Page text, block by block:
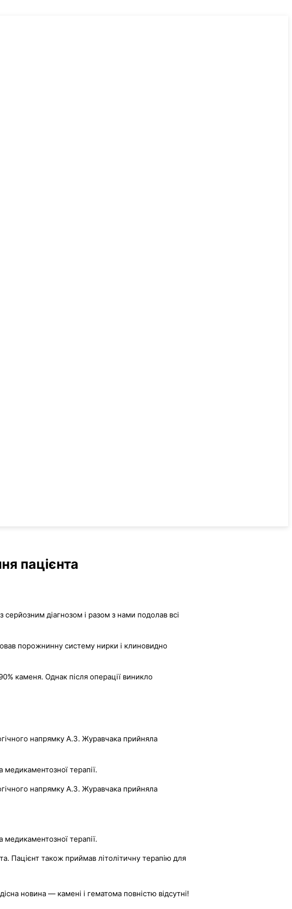
пацієнта
серйозним діагнозом і разом з нами подолав всі
порожнинну систему нирки і клиновидно
каменя. Однак після операції виникло
напрямку А.З. Журавчака прийняла
терапії.
напрямку А.З. Журавчака прийняла
терапії.
Пацієнт також приймав літолітичну терапію для
новина — камені і гематома повністю відсутні!